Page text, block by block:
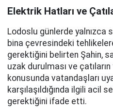
Elektrik Hatları ve
Lodoslu günlerde yalnızca
bina çevresindeki
gerektiğini belirten Şahin,
uzak durulması ve
konusunda vatandaşları
karşılaşıldığında ilgili acil
gerektiğini ifade etti.